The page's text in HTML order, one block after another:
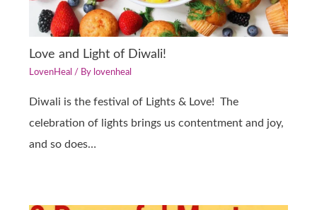
Love and Light of Diwali!
LovenHeal / By lovenheal
Diwali is the festival of Lights & Love! The
celebration of lights brings us contentment and joy,
and so does…